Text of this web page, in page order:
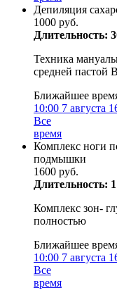
Депиляция
1000 руб.
Длительность:
Техника
средней пастой
Ближайшее
10:00 7 августа
Все
время
Комплекс ноги
подмышки
1600 руб.
Длительность:
Комплекс зон-
полностью
Ближайшее
10:00 7 августа
Все
время